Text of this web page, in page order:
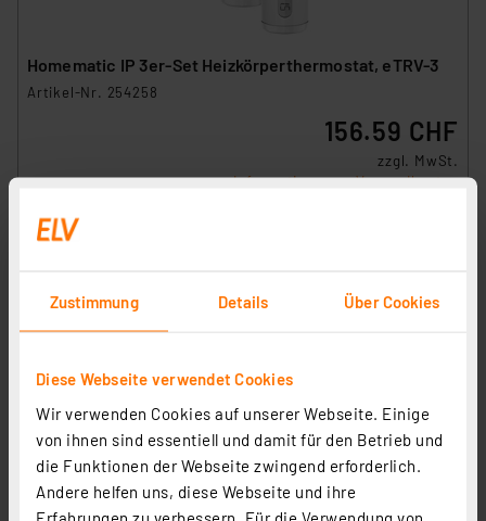
Zustimmung Details Über Cookies
Diese Webseite verwendet Cookies
Wir verwenden Cookies auf unserer Webseite. Einige
von ihnen sind essentiell und damit für den Betrieb und
die Funktionen der Webseite zwingend erforderlich.
Andere helfen uns, diese Webseite und ihre
Erfahrungen zu verbessern. Für die Verwendung von
Homematic IP 3er-Set Heizkörperthermostat, eTRV-3
Artikel-Nr. 254258
156.59 CHF
zzgl. MwSt.
Informationen zu Versandkosten